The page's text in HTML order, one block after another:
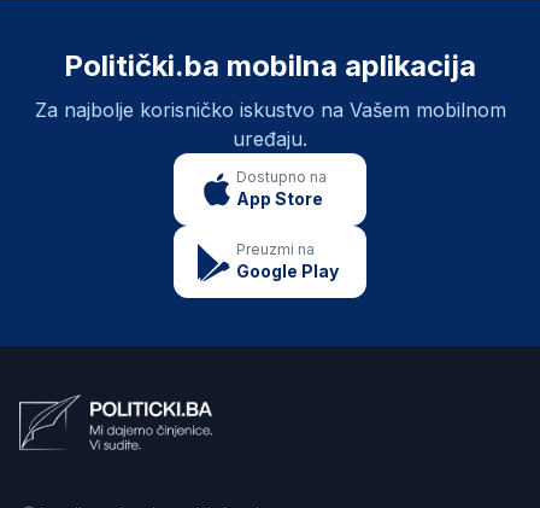
Politički.ba mobilna aplikacija
Za najbolje korisničko iskustvo na Vašem mobilnom
uređaju.
Dostupno na
App Store
Preuzmi na
Google Play